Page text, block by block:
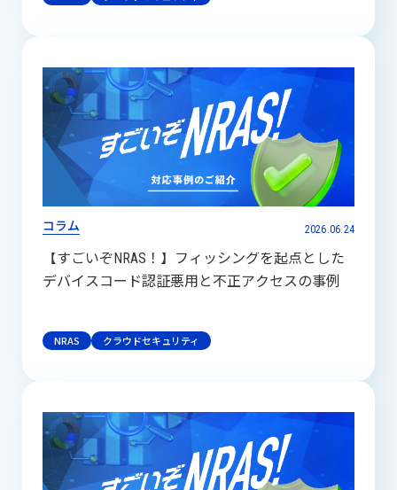
コラム 2026.06.24
【すごいぞNRAS！】フィッシングを起点とした
デバイスコード認証悪用と不正アクセスの事例
NRAS クラウドセキュリティ